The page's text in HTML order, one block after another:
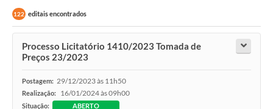
Ouvidoria
Telefones Úteis
Contato
122 editais encontrados
Processo Licitatório 1410/2023 Tomada de
Preços 23/2023
Postagem: 29/12/2023 às 11h50
Realização: 16/01/2024 às 09h00
Situação: ABERTO